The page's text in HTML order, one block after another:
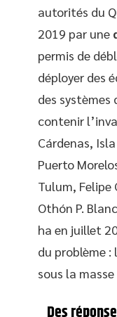
autorités du
2019 par une
permis de
déployer des
des
contenir
Cárdenas,
Puerto
Tulum, Felipe
Othón P.
ha en juillet
du problème :
sous la